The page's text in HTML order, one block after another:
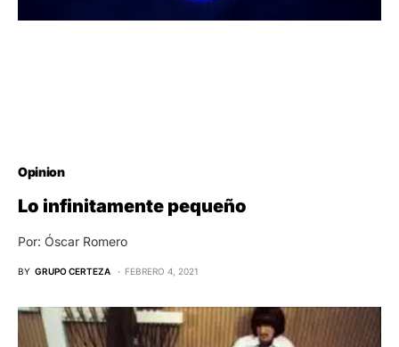
Opinion
Lo infinitamente pequeño
Por: Óscar Romero
BY GRUPO CERTEZA FEBRERO 4, 2021